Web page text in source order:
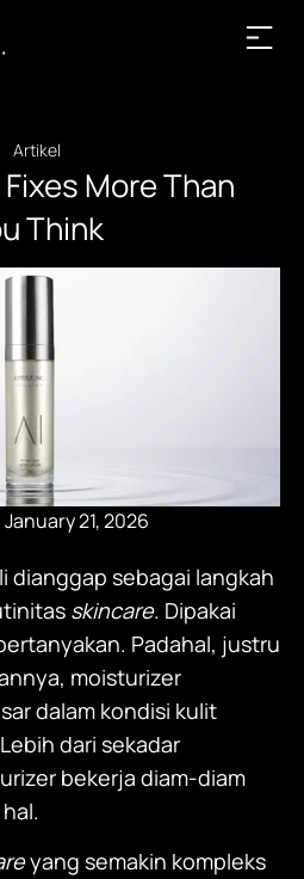
Artikel
More Than
Think
January 21, 2026
dianggap sebagai langkah
skincare. Dipakai
Padahal, justru
moisturizer
dalam kondisi kulit
dari sekadar
bekerja diam-diam
yang semakin kompleks